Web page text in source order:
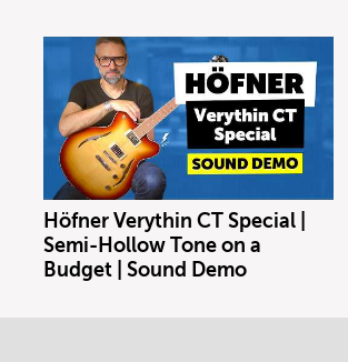
Höfner Verythin CT Special |
Semi-Hollow Tone on a
Budget | Sound Demo